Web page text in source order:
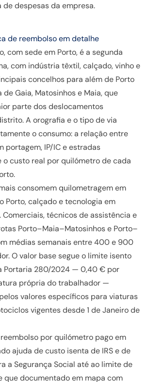
despesas da empresa.
de reembolso em detalhe
com sede em Porto, é a segunda
com indústria têxtil, calçado, vinho e
concelhos para além de Porto
de Gaia, Matosinhos e Maia, que
parte dos deslocamentos
A orografia e o tipo de via
o consumo: a relação entre
portagem, IP/IC e estradas
o custo real por quilómetro de cada
consomem quilometragem em
Porto, calçado e tecnologia em
Comerciais, técnicos de assistência e
Porto–Maia–Matosinhos e Porto–
médias semanais entre 400 e 900
O valor base segue o limite isento
Portaria 280/2024 — 0,40 € por
própria do trabalhador —
valores específicos para viaturas
vigentes desde 1 de Janeiro de
por quilómetro pago em
ajuda de custo isenta de IRS e de
a Segurança Social até ao limite de
que documentado em mapa com